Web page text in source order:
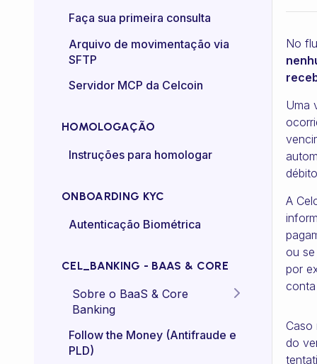
Idempotência das APIs
Certificado mTLS
control)
Faça sua primeira consulta
Arquivo de movimentação via
SFTP
Servidor MCP da Celcoin
HOMOLOGAÇÃO
Instruções para homologar
ONBOARDING KYC
Autenticação Biométrica
CEL_BANKING - BAAS & CORE
Sobre o BaaS & Core
Banking
FAQs
Follow the Money (Antifraude e
PLD)
No
Uma
A
ou
por
Caso
do